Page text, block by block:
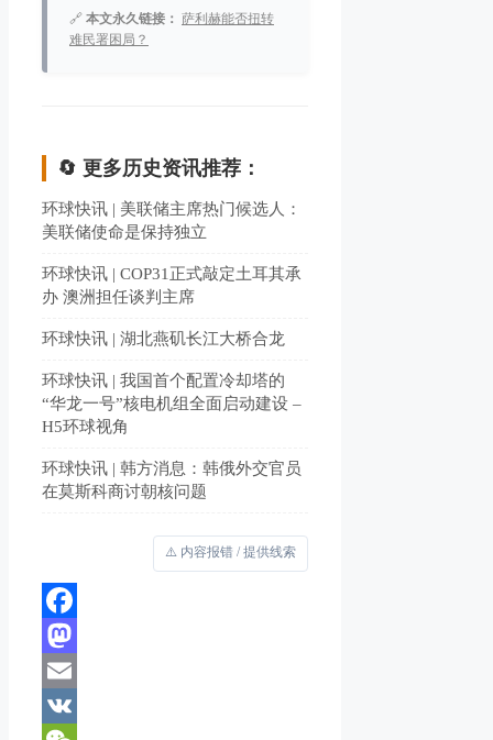
🔗 本文永久链接： 萨利赫能否扭转
难民署困局？
🔄 更多历史资讯推荐：
环球快讯 | 美联储主席热门候选人：
美联储使命是保持独立
环球快讯 | COP31正式敲定土耳其承
办 澳洲担任谈判主席
环球快讯 | 湖北燕矶长江大桥合龙
环球快讯 | 我国首个配置冷却塔的
“华龙一号”核电机组全面启动建设 –
H5环球视角
环球快讯 | 韩方消息：韩俄外交官员
在莫斯科商讨朝核问题
⚠️ 内容报错 / 提供线索
Facebook
Mastodon
Email